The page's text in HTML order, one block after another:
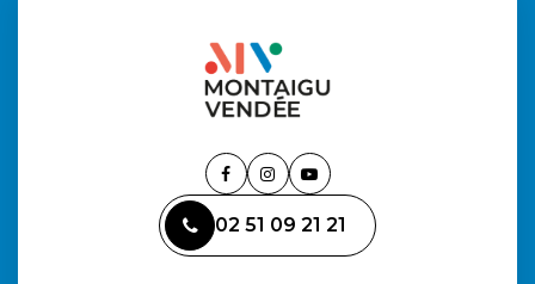
Lien
le
compte
Lien
le
compte
Lien
la
chaîne
02 51 09 21 21